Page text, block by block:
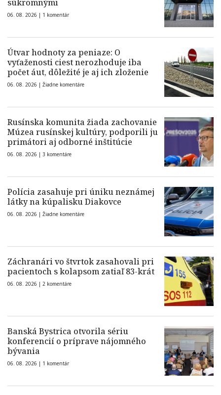
súkromnými
06. 08. 2026 | 1 komentár
Útvar hodnoty za peniaze: O
vyťaženosti ciest nerozhoduje iba
počet áut, dôležité je aj ich zloženie
06. 08. 2026 | Žiadne komentáre
Rusínska komunita žiada zachovanie
Múzea rusínskej kultúry, podporili ju
primátori aj odborné inštitúcie
06. 08. 2026 | 3 komentáre
Polícia zasahuje pri úniku neznámej
látky na kúpalisku Diakovce
06. 08. 2026 | Žiadne komentáre
Záchranári vo štvrtok zasahovali pri
pacientoch s kolapsom zatiaľ 83-krát
06. 08. 2026 | 2 komentáre
Banská Bystrica otvorila sériu
konferencií o príprave nájomného
bývania
06. 08. 2026 | 1 komentár